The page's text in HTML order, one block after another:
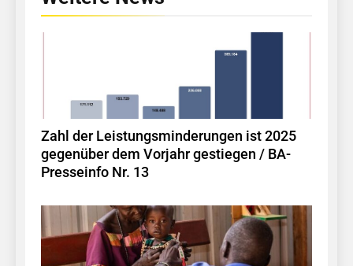
Zahl der Leistungsminderungen ist 2025
gegenüber dem Vorjahr gestiegen / BA-
Presseinfo Nr. 13